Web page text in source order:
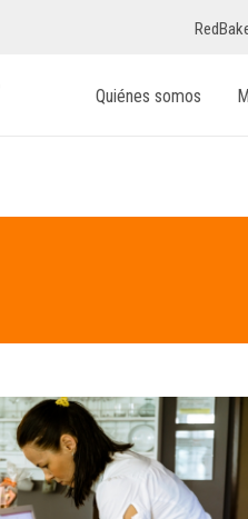
Quiénes somos